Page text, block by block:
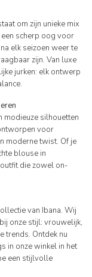
om zijn unieke mix
scherp oog voor
elk seizoen weer te
zijn. Van luxe
jurken: elk ontwerp
modieuze silhouetten
voor
moderne twist. Of je
blouse in
die zowel on-
van Ibana. Wij
onze stijl: vrouwelijk,
trends. Ontdek nu
in onze winkel in het
een stijlvolle